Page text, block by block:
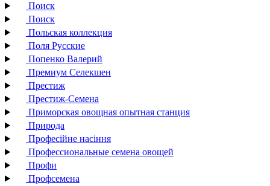
Поиск
Поиск
Польская коллекция
Поля Русские
Попенко Валерий
Премиум Селекшен
Престиж
Престиж-Семена
Приморская овощная опытная станция
Природа
Професійне насіння
Профессиональные семена овощей
Профи
Профсемена